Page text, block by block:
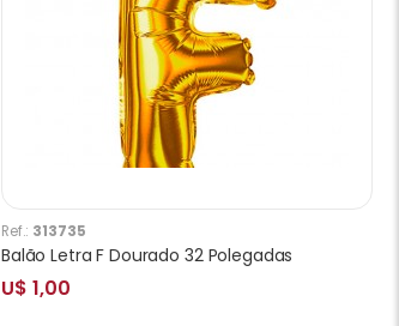
Ref.: 313735
Balão Letra F Dourado 32 Polegadas
U$ 1,00